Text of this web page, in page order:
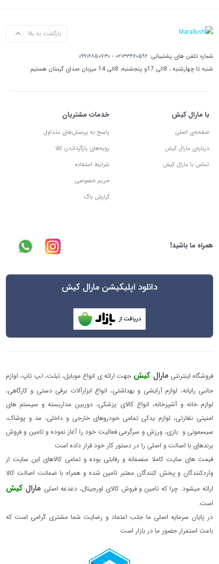
بازگشت به بالا
شماره تلفن های پشتیبانی: ۰۲۱۳۳۴۶۰۵۹۲ - ۰۹۹۱۶۸۵۰۷۳۰
شنبه تا چهارشنبه ، 8الی 17و پنجشنبه، 8الی 14 میزبان صدای گرمتان هستیم
با مارال کیش
صفحه‌ی اصلی
درباره‌ی مارال کیش
تماس با مارال کیش
خدمات مشتریان
پاسخ به پرسش‌های متداول
رویه‌های بازگرداندن کالا
شرایط استفاده
حریم خصوصی
گزارش باگ
همراه ما باشید!
دانلود اپلیکیشن مارال کیش
فروشگاه اینترنتی مارال کیش جهت ارائه ی انواع موبایل، تبلت، لپ تاپ، لوازم
جانبی رایانه، لوازم آرایشی و بهداشتی، انواع ابزارآلات برقی دستی و کارگاهی،
لوازم خانه و آشپزخانه، انواع کالای پزشکی، دوربین مداربسته و سیستم های
امنیتی نظارتی، لوازم یدکی تمامی خودروهای خارجی و داخلی، مد و پوشاک،
سیسمونی و بازی، ورزش و سرگرمی فعالیت خود را آغاز نموده و تامین و فروش
برندهای با اصالت و اصلی را در دستور کار خود قرار داده است
قیمت های سایت کاملا منصفانه و رقابتی بوده و تمامی کالاهای این سایت از
واردکنندگان و پخش کنندگان معتبر تامین شده و همراه با ضمانت اصالت کالا
ارائه میشود. چرا که تامین و فروش کالای اورجینال، دغدغه اصلی مارال کیش
است.
در پایان سرمایه اصلی ما جلب اعتماد و رضایت شما مشتری گرامی است که
باعث استمرار حضور ما در بازار است